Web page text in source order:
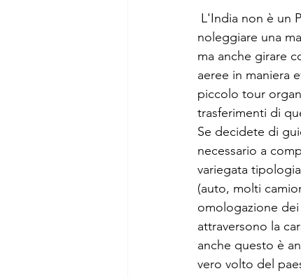
noleggiare una
ma anche girare
aeree in maniera
piccolo tour
trasferimenti di
Se decidete di
necessario a
variegata
(auto, molti
omologazione dei
attraversono la
anche questo è
vero volto del